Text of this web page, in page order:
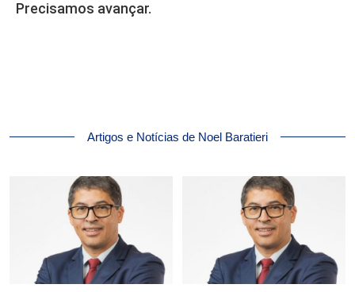
Precisamos avançar.
Artigos e Notícias de Noel Baratieri